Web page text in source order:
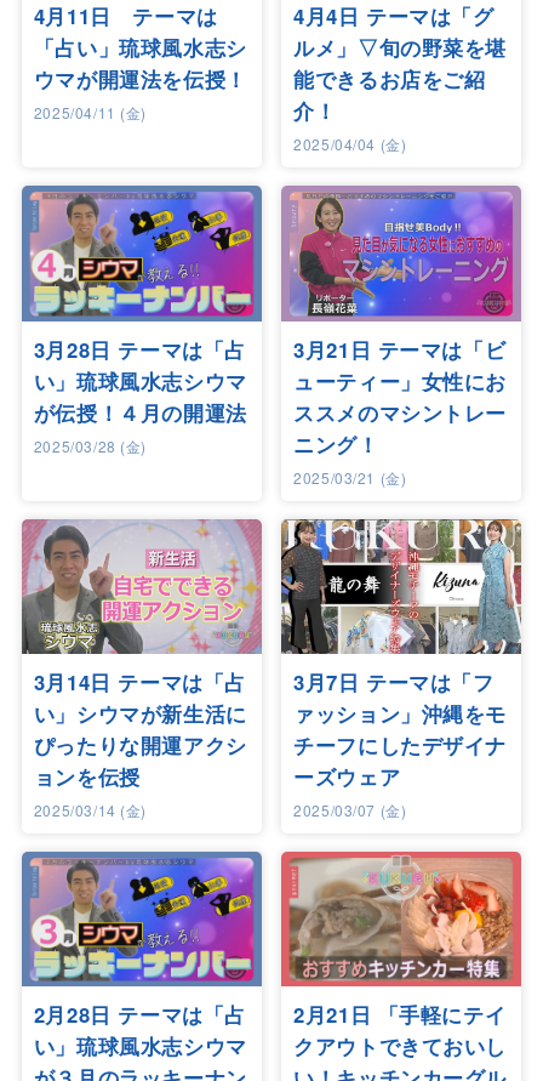
4月11日 テーマは
「占い」琉球風水志シ
ウマが開運法を伝授！
2025/04/11 (金)
4月4日 テーマは「グ
ルメ」▽旬の野菜を堪
能できるお店をご紹
介！
2025/04/04 (金)
3月28日 テーマは「占
い」琉球風水志シウマ
が伝授！４月の開運法
2025/03/28 (金)
3月21日 テーマは「ビ
ューティー」女性にお
ススメのマシントレー
ニング！
2025/03/21 (金)
3月14日 テーマは「占
い」シウマが新生活に
ぴったりな開運アクシ
ョンを伝授
2025/03/14 (金)
3月7日 テーマは「フ
ァッション」沖縄をモ
チーフにしたデザイナ
ーズウェア
2025/03/07 (金)
2月28日 テーマは「占
い」琉球風水志シウマ
2月21日 「手軽にテイ
クアウトできておいし